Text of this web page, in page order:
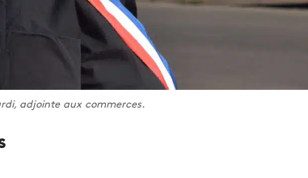
adjointe aux commerces.